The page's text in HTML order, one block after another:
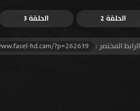
الحلقة 2 الحلقة 3
الرابط المختصر : hd.cam/?p=262639